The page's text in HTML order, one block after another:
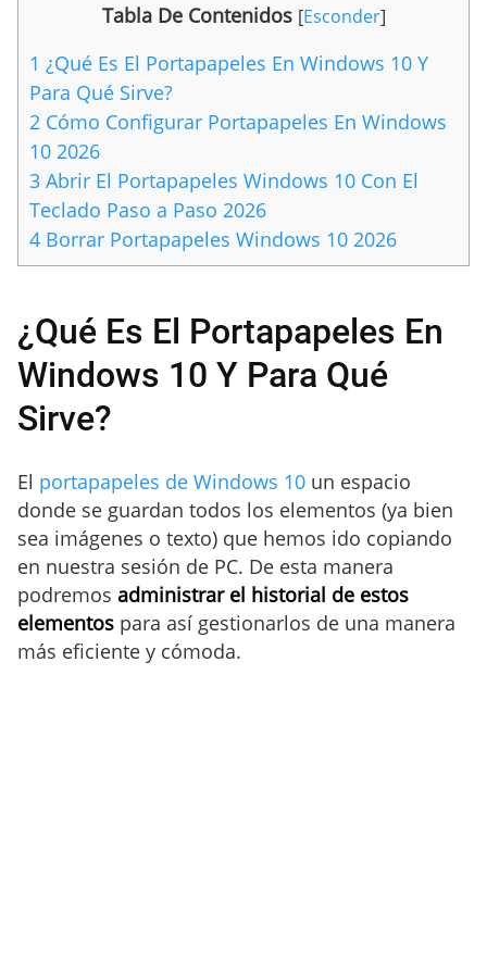
Tabla De Contenidos [Esconder]
1 ¿Qué Es El Portapapeles En Windows 10 Y
Para Qué Sirve?
2 Cómo Configurar Portapapeles En Windows
10 2026
3 Abrir El Portapapeles Windows 10 Con El
Teclado Paso a Paso 2026
4 Borrar Portapapeles Windows 10 2026
¿Qué Es El Portapapeles En
Windows 10 Y Para Qué
Sirve?
El portapapeles de Windows 10 un espacio
donde se guardan todos los elementos (ya bien
sea imágenes o texto) que hemos ido copiando
en nuestra sesión de PC. De esta manera
podremos administrar el historial de estos
elementos para así gestionarlos de una manera
más eficiente y cómoda.